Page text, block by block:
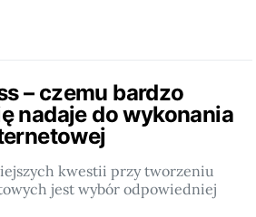
– czemu bardzo
nadaje do wykonania
kwestii przy tworzeniu
jest wybór odpowiedniej